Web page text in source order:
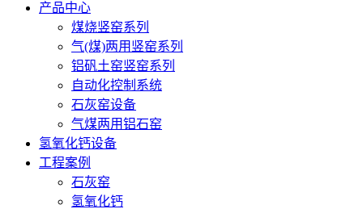
产品中心
煤烧竖窑系列
气(煤)两用竖窑系列
铝矾土窑竖窑系列
自动化控制系统
石灰窑设备
气煤两用铝石窑
氢氧化钙设备
工程案例
石灰窑
氢氧化钙